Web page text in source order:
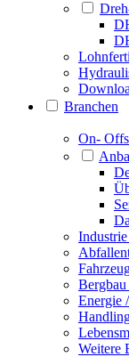
Branchen
On-
Energie
Weitere